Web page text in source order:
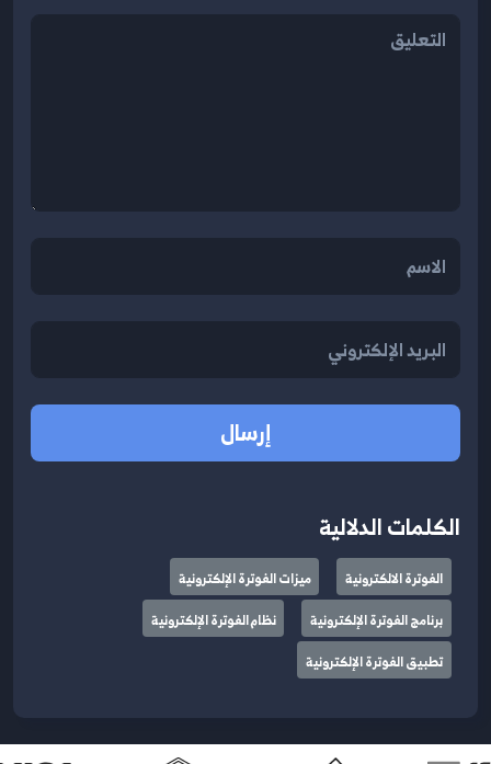
إرسال
الكلمات الدلالية
الفوترة الالكترونية
ميزات الفوترة الإلكترونية
برنامج الفوترة الإلكترونية
نظام الفوترة الإلكترونية
تطبيق الفوترة الإلكترونية